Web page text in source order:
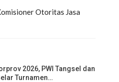
Otoritas Jasa
2026, PWI Tangsel dan
Turnamen…